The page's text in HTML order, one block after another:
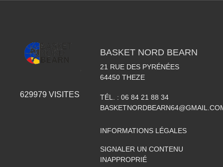
629979 VISITES
BASKET NORD BEARN
21 RUE DES PYRÉNÉES
64450 THEZE
TÉL. : 06 84 21 88 34
INFORMATIONS LÉGALES
SIGNALER UN CONTENU
INAPPROPRIÉ